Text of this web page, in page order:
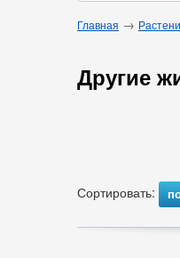
Главная →
Другие
Сортировать: